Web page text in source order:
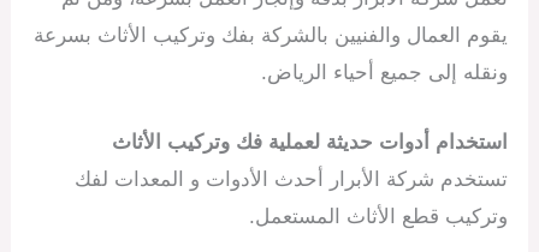
يقوم العمال والفنيين بالشركة بفك وتركيب الأثاث بسرعة
ونقله إلى جميع أحياء الرياض.
استخدام أدوات حديثة لعملية فك وتركيب الأثاث
تستخدم شركة الأبرار أحدث الأدوات و المعدات لفك
وتركيب قطع الأثاث المستعمل.